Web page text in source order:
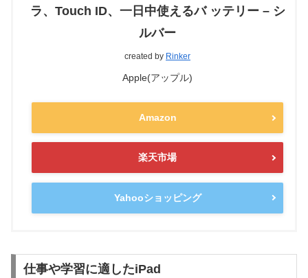
ラ、Touch ID、一日中使えるバ ッテリー – シ
ルバー
created by Rinker
Apple(アップル)
Amazon
楽天市場
Yahooショッピング
仕事や学習に適したiPad